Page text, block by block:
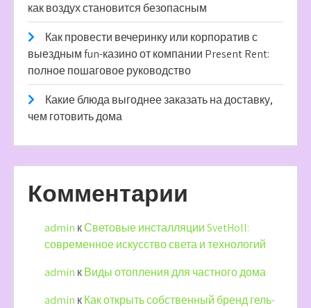
как воздух становится безопасным
Как провести вечеринку или корпоратив с
выездным fun-казино от компании Present Rent:
полное пошаговое руководство
Какие блюда выгоднее заказать на доставку,
чем готовить дома
Комментарии
admin кСветовые инсталляции SvetHoll:
современное искусство света и технологий
admin кВиды отопления для частного дома
admin кКак открыть собственный бренд гель-